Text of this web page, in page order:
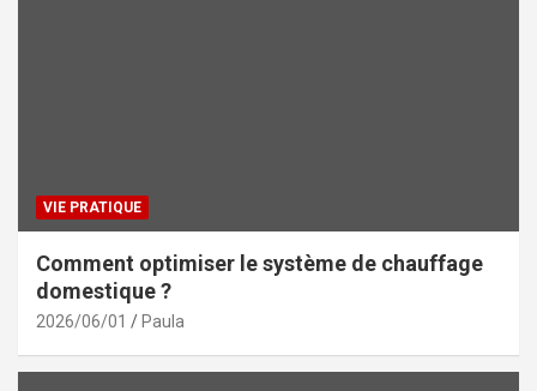
VIE PRATIQUE
Comment optimiser le système de chauffage
domestique ?
2026/06/01 Paula